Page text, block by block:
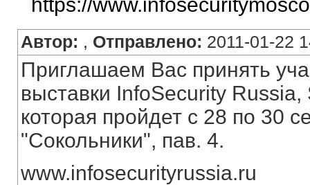
Автор: , Отправлено: 2011-01-22
Приглашаем Вас принять
выставки InfoSecurity
которая пройдет с 28 по 30
"Сокольники", пав. 4.
www.infosecurityrussia.ru